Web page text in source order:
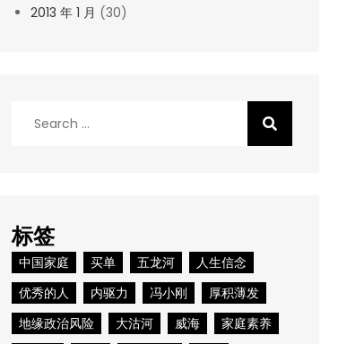
2013 年 1 月 (30)
标签
中国家庭 买单 五龙河
人生信念
优秀的人
内驱力 冯小刚
厚积薄发
地缘政治风险
大沽河 威海
家庭素养